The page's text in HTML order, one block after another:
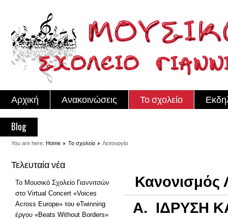
Αρχική Ανακοινώσεις Το σχολείο
Blog
You are here: Home Το σχολείο Λειτουργία
Τελευταία νέα
Το Μουσικό Σχολείο Γιαννιτσών
στο Virtual Concert «Voices
Across Europe» του eTwinning
έργου «Beats Without Borders»
Κανονισμός
Α. ΙΔΡΥΣΗ